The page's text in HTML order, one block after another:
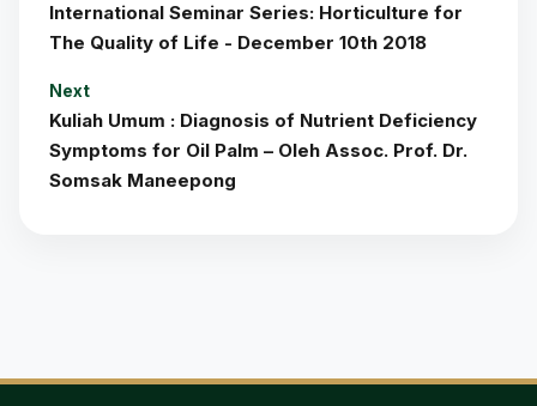
International Seminar Series: Horticulture for
The Quality of Life - December 10th 2018
Next
Kuliah Umum : Diagnosis of Nutrient Deficiency
Symptoms for Oil Palm – Oleh Assoc. Prof. Dr.
Somsak Maneepong